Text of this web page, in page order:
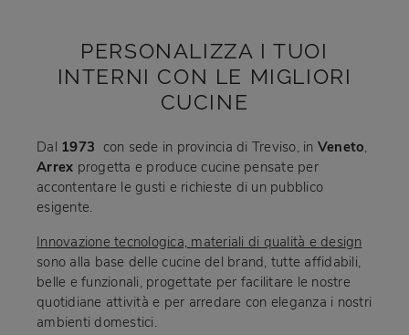
PERSONALIZZA I TUOI
INTERNI CON LE MIGLIORI
CUCINE
Dal 1973 con sede in provincia di Treviso, in Veneto,
Arrex progetta e produce cucine pensate per
accontentare le gusti e richieste di un pubblico
esigente.
Innovazione tecnologica, materiali di qualità e design
sono alla base delle cucine del brand, tutte affidabili,
belle e funzionali, progettate per facilitare le nostre
quotidiane attività e per arredare con eleganza i nostri
ambienti domestici.